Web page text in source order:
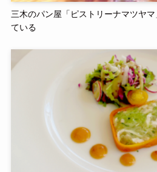
三木のパン屋「ピストリーナマツヤ
ている